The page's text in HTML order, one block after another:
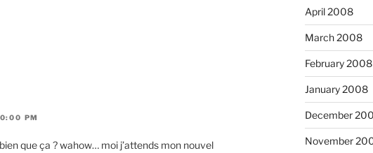
PM
bien que ça ? wahow… moi j’attends mon nouvel
April 2008
March 2008
February 2008
January 2008
December
November